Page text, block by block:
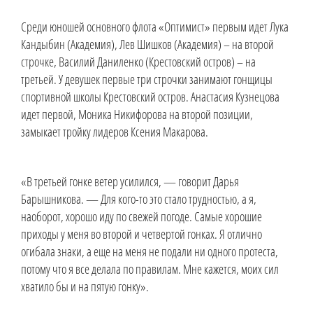
Среди юношей основного флота «Оптимист» первым идет Лука
Кандыбин (Академия), Лев Шишков (Академия) – на второй
строчке, Василий Даниленко (Крестовский остров) – на
третьей. У девушек первые три строчки занимают гонщицы
спортивной школы Крестовский остров. Анастасия Кузнецова
идет первой, Моника Никифорова на второй позиции,
замыкает тройку лидеров Ксения Макарова.
«В третьей гонке ветер усилился, — говорит Дарья
Барышникова. — Для кого-то это стало трудностью, а я,
наоборот, хорошо иду по свежей погоде. Самые хорошие
приходы у меня во второй и четвертой гонках. Я отлично
огибала знаки, а еще на меня не подали ни одного протеста,
потому что я все делала по правилам. Мне кажется, моих сил
хватило бы и на пятую гонку».